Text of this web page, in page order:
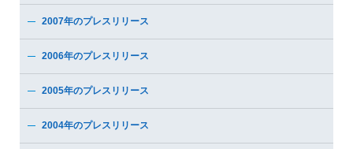
2007年のプレスリリース
2006年のプレスリリース
2005年のプレスリリース
2004年のプレスリリース